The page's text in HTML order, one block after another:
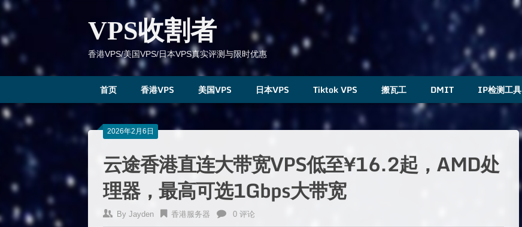
跳
内
容
VPS收割者
香港VPS/美国VPS/日本VPS真实评测与限时优惠
首页 香港VPS 美国VPS 日本VPS Tiktok VPS 搬瓦工 DMIT IP检测工具
2026年2月6日
云途香港直连大带宽VPS低至¥16.2起，AMD处
理器，最高可选1Gbps大带宽
By Jayden 香港服务器 0 评论